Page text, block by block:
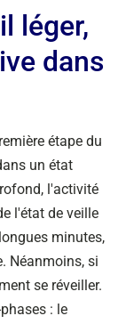
léger,
dans
étape du
un état
l'activité
l'état de veille
minutes,
Néanmoins, si
se réveiller.
: le